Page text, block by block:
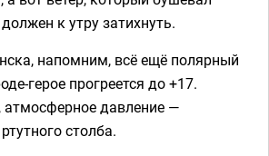
к утру затихнуть.
напомним, всё ещё полярный
герое прогреется до +17.
давление —
столба.